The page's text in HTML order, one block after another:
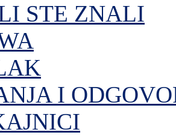
STE ZNALI
I